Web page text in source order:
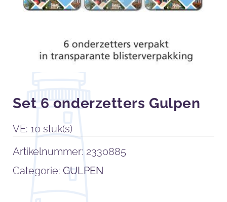
Set 6 onderzetters Gulpen
VE: 10 stuk(s)
Artikelnummer: 2330885
Categorie:GULPEN